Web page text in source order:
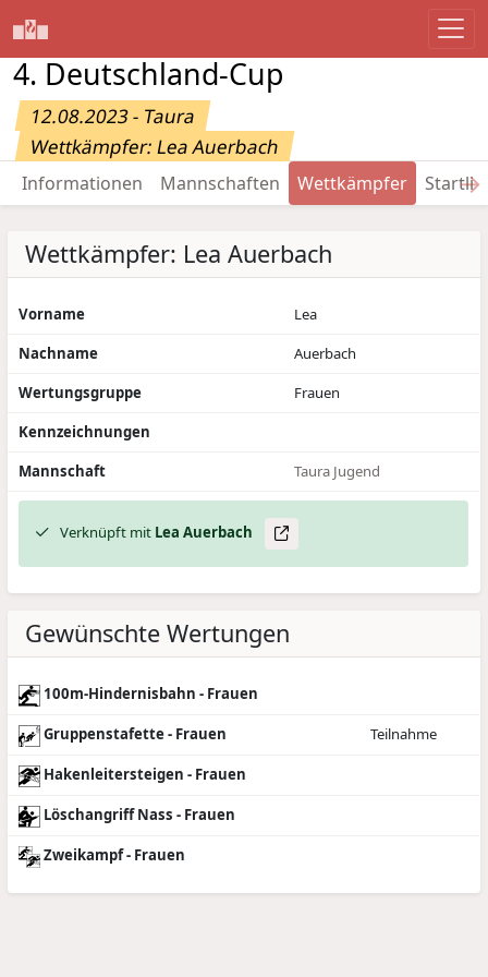
4. Deutschland-Cup
12.08.2023 - Taura
Wettkämpfer: Lea Auerbach
Informationen Mannschaften Wettkämpfer →
Wettkämpfer: Lea Auerbach
Vorname
Lea
Nachname
Auerbach
Wertungsgruppe
Frauen
Kennzeichnungen
Mannschaft
Taura Jugend
Verknüpft mit Lea Auerbach
Gewünschte Wertungen
100m-Hindernisbahn - Frauen
Gruppenstafette - Frauen Teilnahme
Hakenleitersteigen - Frauen
Löschangriff Nass - Frauen
Zweikampf - Frauen